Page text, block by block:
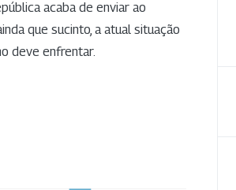
acaba de enviar ao
que sucinto, a atual situação
deve enfrentar.